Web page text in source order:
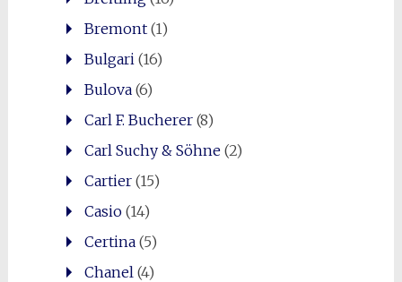
Bremont(1)
Bulgari (16)
Bulova(6)
Carl F. Bucherer(8)
Carl Suchy & Söhne(2)
Cartier(15)
Casio(14)
Certina(5)
Chanel (4)